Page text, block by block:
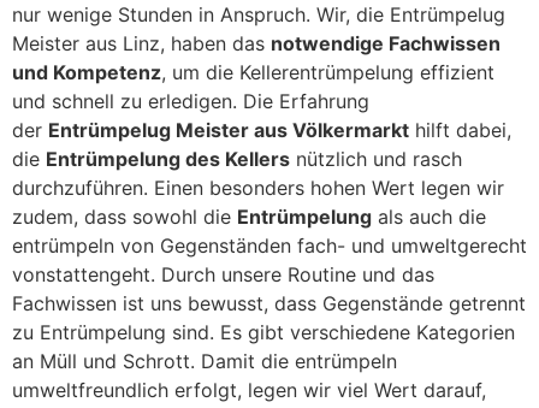
nur wenige Stunden in Anspruch. Wir, die Entrümpelug
Meister aus Linz, haben das notwendige Fachwissen
und Kompetenz, um die Kellerentrümpelung effizient
und schnell zu erledigen. Die Erfahrung
der Entrümpelug Meister aus Völkermarkt hilft dabei,
die Entrümpelung des Kellers nützlich und rasch
durchzuführen. Einen besonders hohen Wert legen wir
zudem, dass sowohl die Entrümpelung als auch die
entrümpeln von Gegenständen fach- und umweltgerecht
vonstattengeht. Durch unsere Routine und das
Fachwissen ist uns bewusst, dass Gegenstände getrennt
zu Entrümpelung sind. Es gibt verschiedene Kategorien
an Müll und Schrott. Damit die entrümpeln
umweltfreundlich erfolgt, legen wir viel Wert darauf,